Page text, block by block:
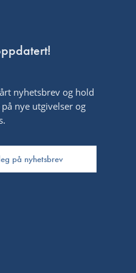
nyhetsbrev og hold
nye utgivelser og
på nyhetsbrev